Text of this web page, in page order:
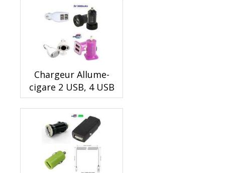
Chargeur Allume-
cigare 2 USB, 4 USB